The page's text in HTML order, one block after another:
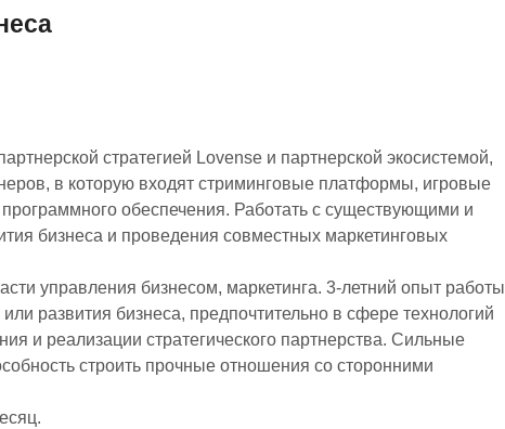
стратегией Lovense и партнерской экосистемой,
в которую входят стриминговые платформы, игровые
обеспечения. Работать с существующими и
бизнеса и проведения совместных маркетинговых
управления бизнесом, маркетинга. 3-летний опыт работы
или развития бизнеса, предпочтительно в сфере технологий
и реализации стратегического партнерства. Сильные
строить прочные отношения со сторонними